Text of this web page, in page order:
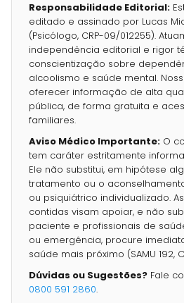
Responsabilidade Editorial:
editado e assinado por Lucas
(Psicólogo, CRP-09/012255).
independência editorial e rigor
conscientização sobre
alcoolismo e saúde mental.
oferecer informação de alta
pública, de forma gratuita e
familiares.
Aviso Médico Importante: O
tem caráter estritamente
Ele não substitui, em hipótese
tratamento ou o
ou psiquiátrico individualizado.
contidas visam apoiar, e não
paciente e profissionais de
ou emergência, procure
saúde mais próximo (SAMU 192,
Dúvidas ou Sugestões? Fale
0800 591 2860.